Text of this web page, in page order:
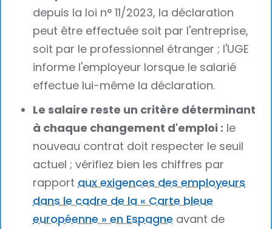
depuis la loi n° 11/2023, la déclaration
peut être effectuée soit par l'entreprise,
soit par le professionnel étranger ; l'UGE
informe l'employeur lorsque le salarié
effectue lui-même la déclaration.
Le salaire reste un critère déterminant
à chaque changement d'emploi : le
nouveau contrat doit respecter le seuil
actuel ; vérifiez bien les chiffres par
rapportaux exigences des employeurs
dans le cadre de la « Carte bleue
européenne » en Espagne avant de